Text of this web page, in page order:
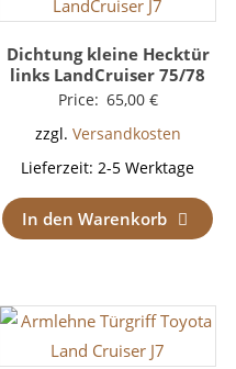
Dichtung kleine Hecktür
links LandCruiser 75/78
Price: 65,00 €
zzgl. Versandkosten
Lieferzeit:2-5 Werktage
In den Warenkorb